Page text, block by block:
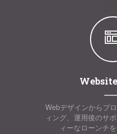
Webデザインからプ
ィング、運用後のサ
ィーなローンチ